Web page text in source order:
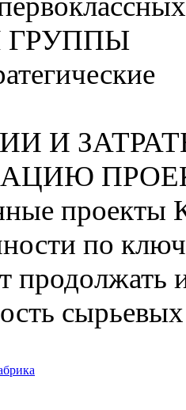
ГРУППЫ
И
проекты
по
продолжать